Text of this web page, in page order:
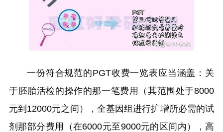
一份符合规范的PGT收费一览表应当涵盖：关
于胚胎活检的操作的那一笔费用（其范围处于8000
元到12000元之间），全基因组进行扩增所必需的试
剂那部分费用（在6000元至9000元的区间内），高